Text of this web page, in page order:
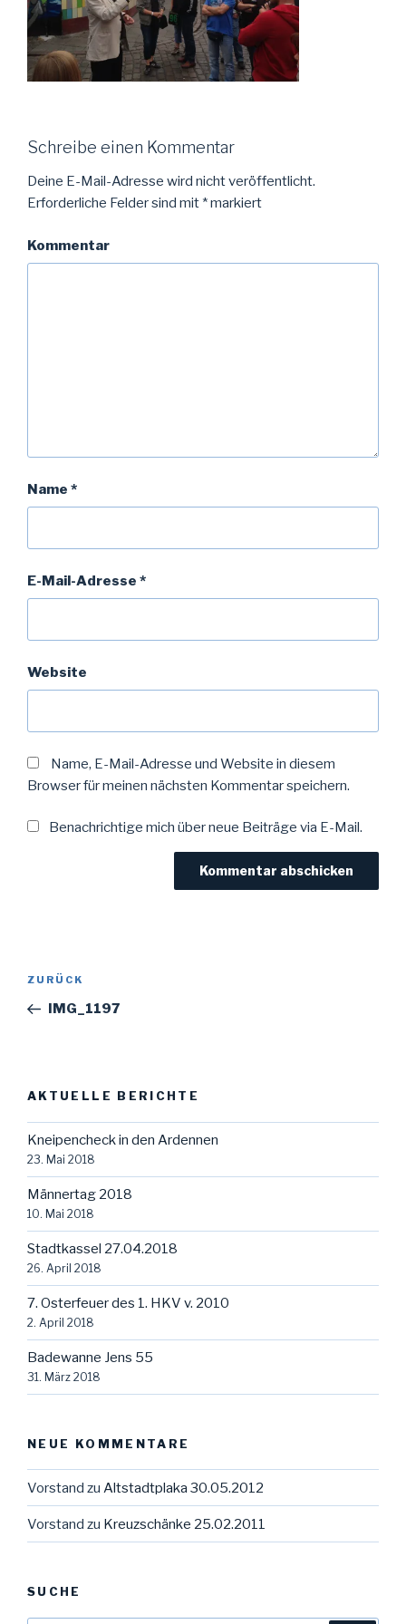
Schreibe einen Kommentar
Deine E-Mail-Adresse wird nicht veröffentlicht.
Erforderliche Felder sind mit *markiert
Kommentar
Name *
E-Mail-Adresse *
Website
Name, E-Mail-Adresse und Website in diesem
Browser für meinen nächsten Kommentar speichern.
Benachrichtige mich über neue Beiträge via E-Mail.
Beitragsnavigation
Vorheriger
Beitrag
ZURÜCK
IMG_1197
AKTUELLE BERICHTE
Kneipencheck in den Ardennen
23. Mai 2018
Männertag 2018
10. Mai 2018
Stadtkassel 27.04.2018
26. April 2018
7. Osterfeuer des 1. HKV v. 2010
2. April 2018
Badewanne Jens 55
31. März 2018
NEUE KOMMENTARE
Vorstand zu Altstadtplaka 30.05.2012
Vorstand zu Kreuzschänke 25.02.2011
SUCHE